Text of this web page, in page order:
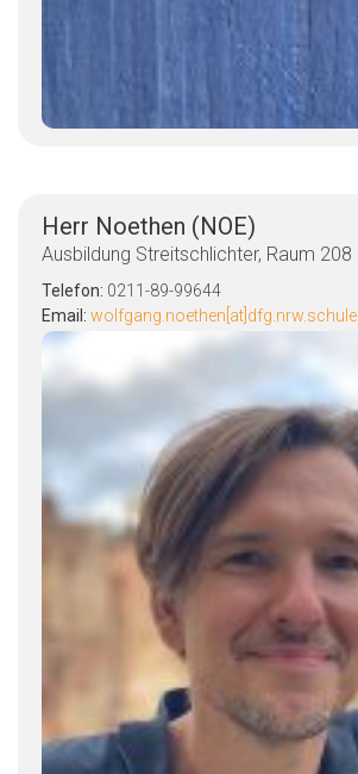
Herr Noethen (NOE)
Ausbildung Streitschlichter, Raum 208
Telefon: 0211-89-99644
Email: wolfgang.noethen[at]dfg.nrw.schule